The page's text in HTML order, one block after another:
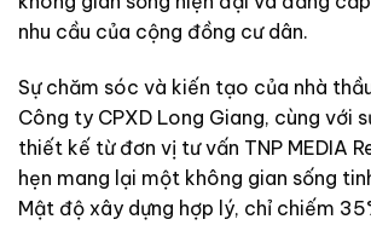
nhu cầu của cộng đồng cư dân.
Sự chăm sóc và kiến tạo của nhà
Công ty CPXD Long Giang, cùng với
thiết kế từ đơn vị tư vấn TNP MEDIA
hẹn mang lại một không gian sống
Mật độ xây dựng hợp lý, chỉ chiếm